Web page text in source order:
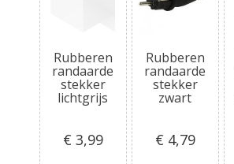
Rubberen
randaarde
stekker
lichtgrijs
€ 3,99
Rubberen
randaarde
stekker
zwart
€ 4,79